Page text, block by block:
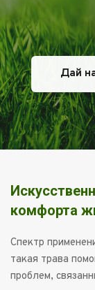
Дай
комфорта
Спектр
такая трава
проблем,